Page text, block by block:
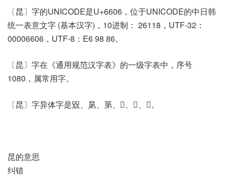
〔昆〕字的UNICODE是U+6606，位于UNICODE的中日韩
统一表意文字 (基本汉字)，10进制： 26118，UTF-32：
00006606，UTF-8：E6 98 86。
〔昆〕字在《通用规范汉字表》的一级字表中，序号
1080，属常用字。
〔昆〕字异体字是㒭、晜、罤、𣋥、𥊽、𧲟。
昆的意思
纠错